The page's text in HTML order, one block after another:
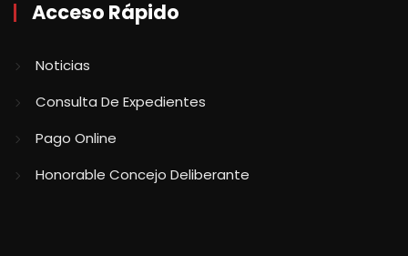
Acceso Rápido
Noticias
Consulta De Expedientes
Pago Online
Honorable Concejo Deliberante